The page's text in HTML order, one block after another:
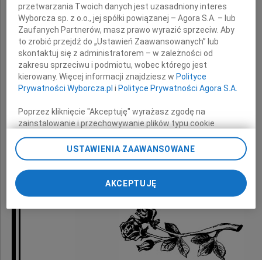
Ojca
składają
koleżanki i koledzy
ze Szczecińskiego Oddziału
Polskiego Towarzystwa Psychiatrycznego
przetwarzania Twoich danych jest uzasadniony interes
Wyborcza sp. z o.o., jej spółki powiązanej – Agora S.A. – lub
Zaufanych Partnerów, masz prawo wyrazić sprzeciw. Aby
to zrobić przejdź do „Ustawień Zaawansowanych” lub
skontaktuj się z administratorem – w zależności od
zakresu sprzeciwu i podmiotu, wobec którego jest
kierowany. Więcej informacji znajdziesz wPolityce
Prywatności Wyborcza.pl iPolityce Prywatności Agora S.A.
Poprzez kliknięcie "Akceptuję" wyrażasz zgodę na
zainstalowanie i przechowywanie plików typu cookie
Wyborczej sp. z o. o. jej Zaufanych Partnerów i Agora S.A.
na Twoim urządzeniu końcowym. Możesz też w każdej
chwili zmienić swoje preferencje dot. plików cookie,
ponownie wywołując narzędzie do zarządzania Twoimi
preferencjami dot. przetwarzania danych poprzez
odnośnik „Ustawienia prywatności” w stopce serwisu i
Zmiana ustawień plików cookie możliwa jest także za
pomocą ustawień przeglądarki.
My, nasi Zaufani Partnerzy i Agora S.A. możemy
USTAWIENIA ZAAWANSOWANE
AKCEPTUJĘ